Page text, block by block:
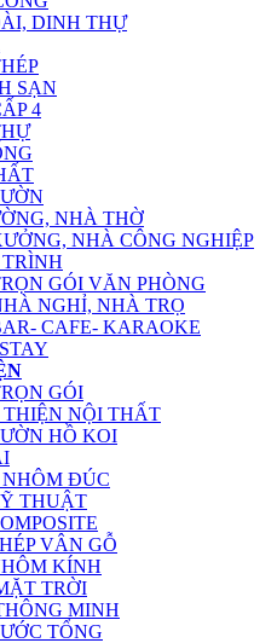
DINH THỰ
SẠN
4
NHÀ THỜ
NHÀ CÔNG NGHIỆP
GÓI VĂN PHÒNG
NGHỈ, NHÀ TRỌ
CAFE- KARAOKE
GÓI
NỘI THẤT
HỒ KOI
ĐÚC
THUẬT
VÂN GỖ
KÍNH
TRỜI
MINH
TỔNG